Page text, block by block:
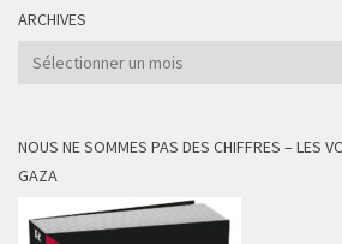
ARCHIVES
Archives
NOUS NE SOMMES PAS DES CHIFFRES – LES
GAZA